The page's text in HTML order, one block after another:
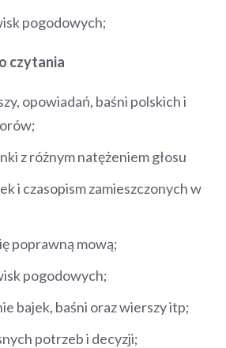
pogodowych;
czytania
opowiadań, baśni polskich i
z różnym natężeniem głosu
i czasopism zamieszczonych w
poprawną mową;
pogodowych;
bajek, baśni oraz wierszy itp;
potrzeb i decyzji;